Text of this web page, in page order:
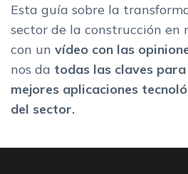
Esta guía sobre la
sector de la construcción en
con un vídeo con las
nos da todas las claves
mejores aplicaciones
del sector.